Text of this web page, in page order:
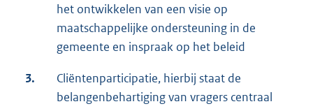
het ontwikkelen van een visie op
maatschappelijke ondersteuning in de
gemeente en inspraak op het beleid
3.
Cliëntenparticipatie, hierbij staat de
belangenbehartiging van vragers centraal